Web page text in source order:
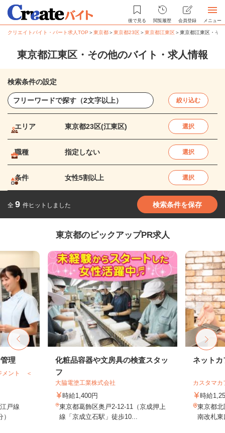
後で見る 閲覧履歴 会員登録 メニュー
クリエイトバイト・パート求人TOP ＞東京都＞東京都23区＞東京都江東区＞東京都江東区・そ
東京都江東区・その他のバイト・求人情報
検索条件の設定
絞り込む
エリア 東京都23区(江東区) 選択
職種 指定しない 選択
条件 女性5割以上 選択
全 9 件ヒットしました 検索条件を保存
東京都のピックアップPR求人
理
メント ＜
戸線
化粧品容器や文房具の検査スタッ
フ
大脇電塗工業株式会社
時給1,400円
東京都葛飾区奥戸2-12-11（京成押上
線「京成立石駅」徒歩10...
ネットカ
カスタマ
時給
東京都北
南改札